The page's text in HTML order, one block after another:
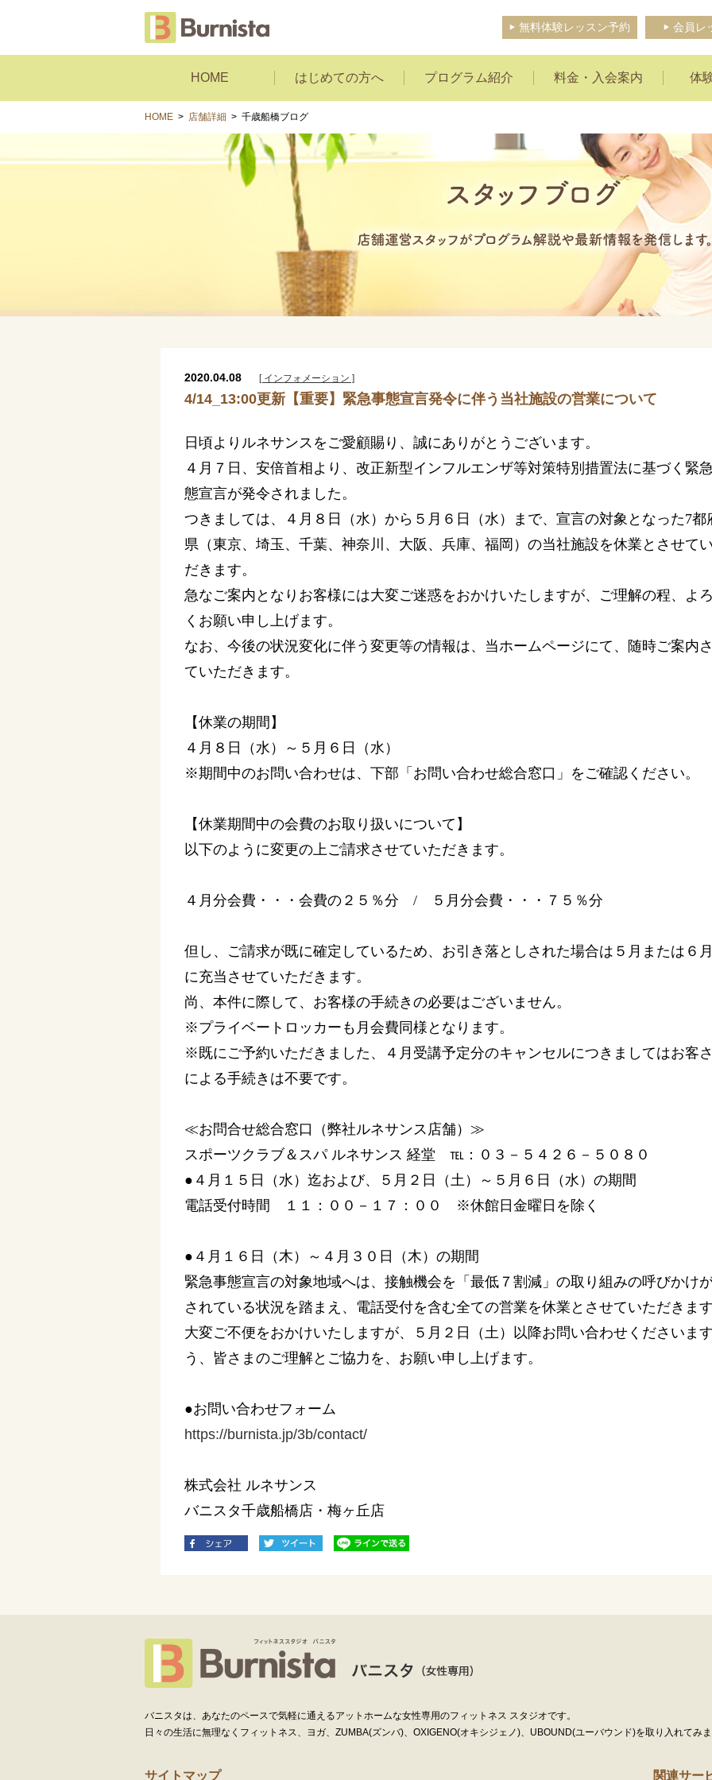
無料体験レッスン予約 会員レ
HOME はじめての方へ プログラム紹介 料金・入会案内 体
HOME > 店舗詳細 > 千歳船橋ブログ
2020.04.08 [ インフォメーション ]
4/14_13:00更新【重要】緊急事態宣言発令に伴う当社施設の営業について
日頃よりルネサンスをご愛顧賜り、誠にありがとうございます。
４月７日、安倍首相より、改正新型インフルエンザ等対策特別措置法に基づく緊
態宣言が発令されました。
つきましては、４月８日（水）から５月６日（水）まで、宣言の対象となった7都
県（東京、埼玉、千葉、神奈川、大阪、兵庫、福岡）の当社施設を休業とさせて
だきます。
急なご案内となりお客様には大変ご迷惑をおかけいたしますが、ご理解の程、よ
くお願い申し上げます。
なお、今後の状況変化に伴う変更等の情報は、当ホームページにて、随時ご案内
ていただきます。
【休業の期間】
４月８日（水）～５月６日（水）
※期間中のお問い合わせは、下部「お問い合わせ総合窓口」をご確認ください。
【休業期間中の会費のお取り扱いについて】
以下のように変更の上ご請求させていただきます。
４月分会費・・・会費の２５％分 / ５月分会費・・・７５％分
但し、ご請求が既に確定しているため、お引き落としされた場合は５月または６
に充当させていただきます。
尚、本件に際して、お客様の手続きの必要はございません。
※プライベートロッカーも月会費同様となります。
※既にご予約いただきました、４月受講予定分のキャンセルにつきましてはお客
による手続きは不要です。
≪お問合せ総合窓口（弊社ルネサンス店舗）≫
スポーツクラブ＆スパ ルネサンス 経堂 ℡：０３－５４２６－５０８０
●４月１５日（水）迄および、５月２日（土）～５月６日（水）の期間
電話受付時間 １１：００－１７：００ ※休館日金曜日を除く
●４月１６日（木）～４月３０日（木）の期間
緊急事態宣言の対象地域へは、接触機会を「最低７割減」の取り組みの呼びかけ
されている状況を踏まえ、電話受付を含む全ての営業を休業とさせていただきます
大変ご不便をおかけいたしますが、５月２日（土）以降お問い合わせくださいま
う、皆さまのご理解とご協力を、お願い申し上げます。
●お問い合わせフォーム
https://burnista.jp/3b/contact/
株式会社 ルネサンス
バニスタ千歳船橋店・梅ヶ丘店
バニスタは、あなたのペースで気軽に通えるアットホームな女性専用のフィットネス スタジオです。
日々の生活に無理なくフィットネス、ヨガ、ZUMBA(ズンバ)、OXIGENO(オキシジェノ)、UBOUND(ユーバウンド)を取り入れてみま
サイトマップ 関連サー